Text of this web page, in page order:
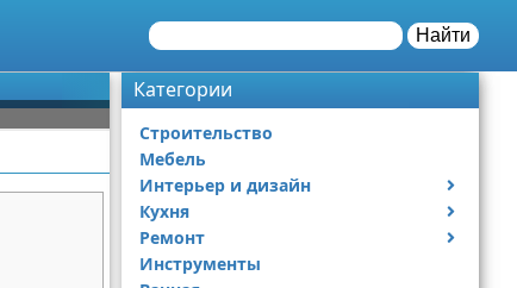
Найти
Категории
Строительство
Мебель
Интерьер и дизайн
Дизайн дачи
Дизайн квартиры
Кухня
Посуда
Ремонт
Ремонт дачи
Инструменты